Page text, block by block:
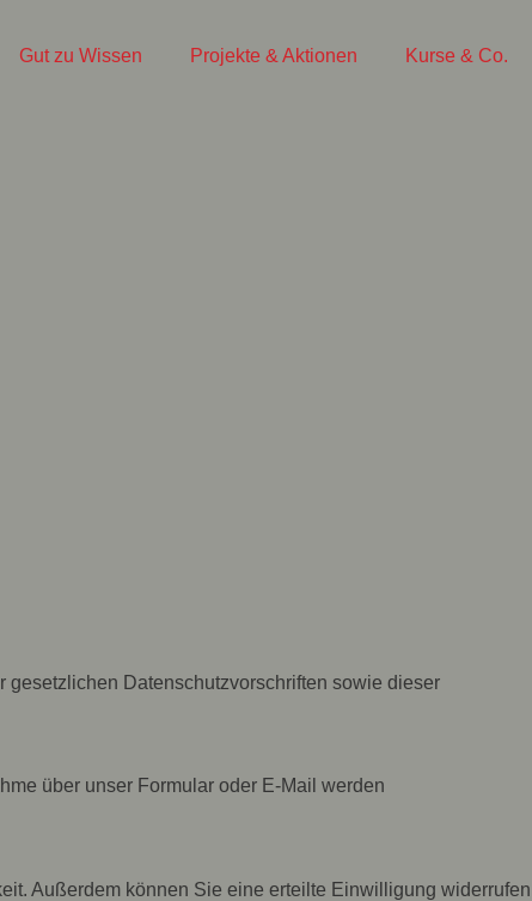
Gut zu Wissen Projekte & Aktionen Kurse & Co.
Datenschutzvorschriften sowie dieser
über unser Formular oder E-Mail werden
Außerdem können Sie eine erteilte Einwilligung widerrufen